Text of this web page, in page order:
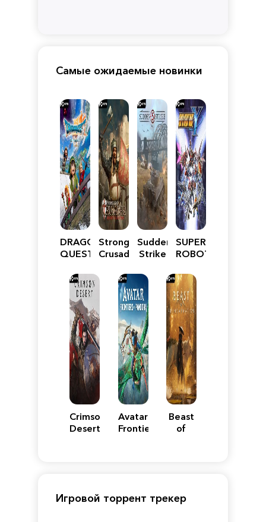
Самые ожидаемые новинки
DRAGON
QUEST
Reimagined
Stronghold
Crusader:
Edition
Sudden
Strike
SUPER
ROBOT
Y
Crimson
Desert
Avatar:
Frontiers
Beast
of
Игровой торрент трекер